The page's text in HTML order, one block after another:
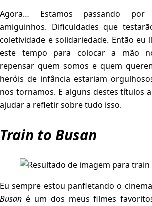
Agora… Estamos passando por
amiguinhos. Dificuldades que
coletividade e solidariedade. Então eu
este tempo para colocar a mão
repensar quem somos e quem
heróis de infância estariam
nos tornamos. E alguns destes títulos
ajudar a refletir sobre tudo isso.
Train to Busan
Eu sempre estou panfletando o
Busan é um dos meus filmes